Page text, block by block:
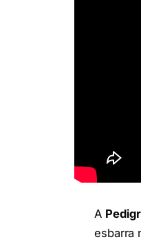
A
esbarra